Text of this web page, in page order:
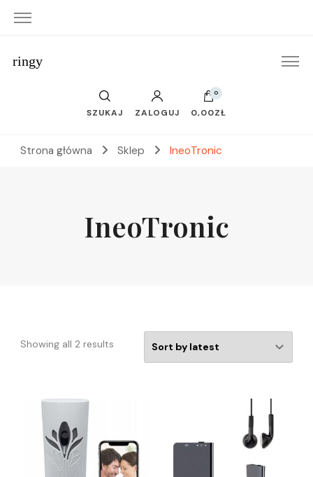
ringy
SZUKAJ ZALOGUJ
0
0,00ZŁ
Strona główna Sklep IneoTronic
IneoTronic
Showing all 2 results